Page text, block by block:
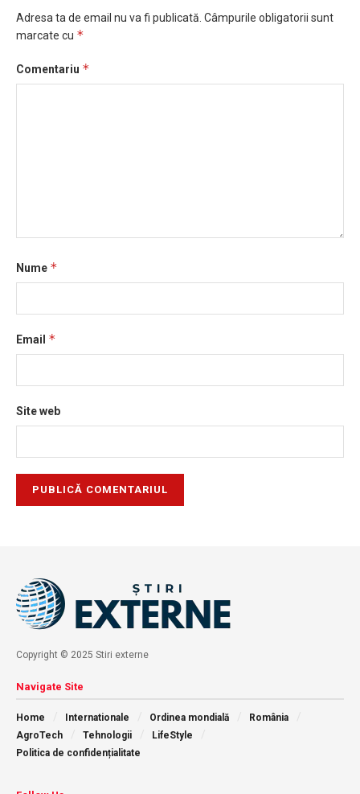
Adresa ta de email nu va fi publicată. Câmpurile obligatorii sunt
marcate cu *
Comentariu *
Nume *
Email *
Site web
Copyright © 2025 Stiri externe
Navigate Site
Home Internationale Ordinea mondială
România
AgroTech
Tehnologii
LifeStyle
Politica de confidențialitate